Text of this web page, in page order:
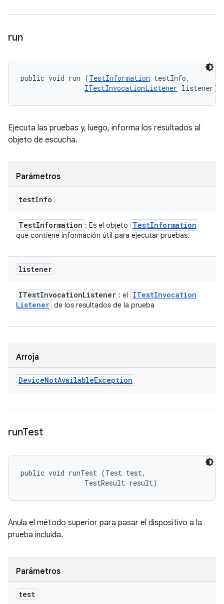
run
public void run (TestInformation testInfo,
ITestInvocationListener listener)
Ejecuta las pruebas y, luego, informa los resultados al
objeto de escucha.
Parámetros
testInfo
TestInformation : Es el objeto TestInformation
que contiene información útil para ejecutar pruebas.
listener
ITestInvocationListener : el ITestInvocation
Listener de los resultados de la prueba
Arroja
DeviceNotAvailableException
runTest
public void runTest (Test test,
                TestResult result)
Anula el método superior para pasar el dispositivo a la
prueba incluida.
Parámetros
test